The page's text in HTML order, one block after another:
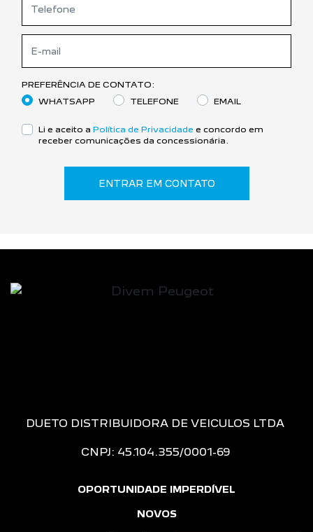
PREFERÊNCIA DE CONTATO:
WHATSAPP
TELEFONE EMAIL
Li e aceito a Política de Privacidade e concordo em
receber comunicações da concessionária.
ENTRAR EM CONTATO
DUETO DISTRIBUIDORA DE VEICULOS LTDA
CNPJ: 45.104.355/0001-69
OPORTUNIDADE IMPERDÍVEL
NOVOS